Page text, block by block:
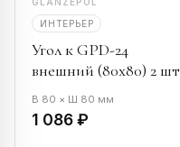
ИНТЕРЬЕР
Угол к GPD-24
внешний (80х80) 2 шт
В 80 × Ш 80 мм
1 086 ₽